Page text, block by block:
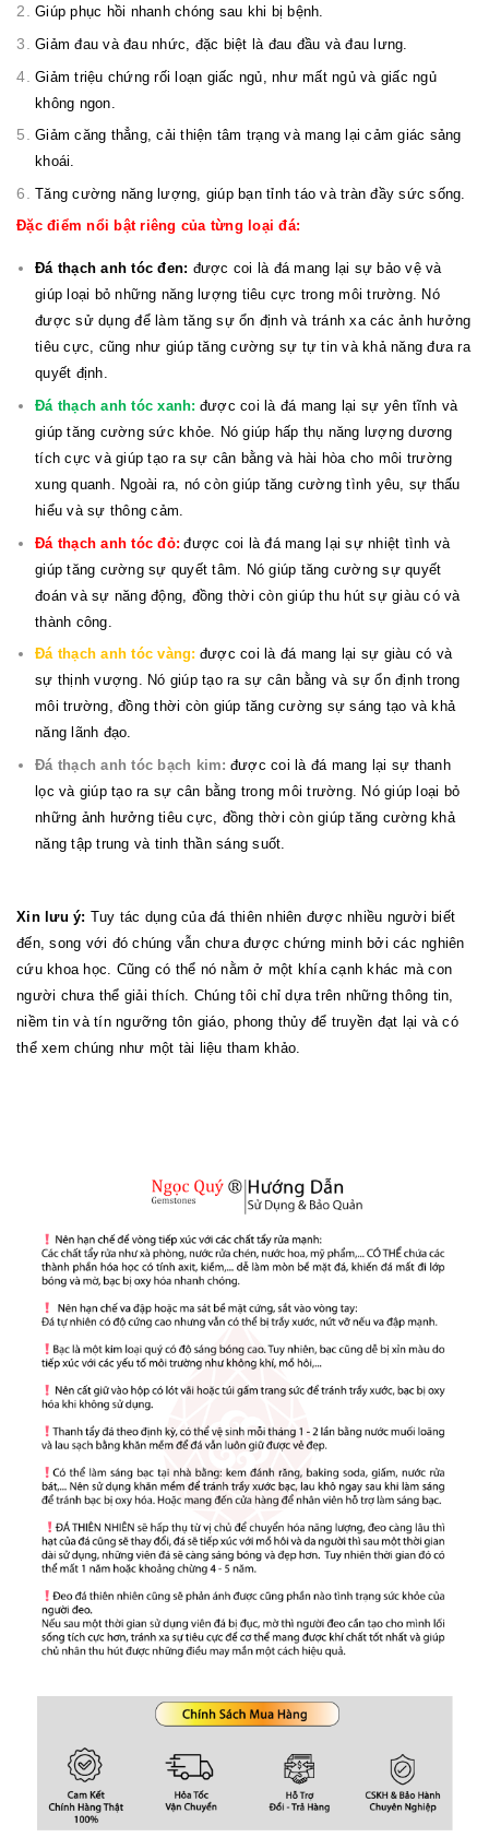
Giúp phục hồi nhanh chóng sau khi bị bệnh.
Giảm đau và đau nhức, đặc biệt là đau đầu và đau lưng.
Giảm triệu chứng rối loạn giấc ngủ, như mất ngủ và giấc ngủ
không ngon.
Giảm căng thẳng, cải thiện tâm trạng và mang lại cảm giác sảng
khoái.
Tăng cường năng lượng, giúp bạn tỉnh táo và tràn đầy sức sống.
Đặc điểm nổi bật riêng của từng loại đá:
Đá thạch anh tóc đen: được coi là đá mang lại sự bảo vệ và
giúp loại bỏ những năng lượng tiêu cực trong môi trường. Nó
được sử dụng để làm tăng sự ổn định và tránh xa các ảnh hưởng
tiêu cực, cũng như giúp tăng cường sự tự tin và khả năng đưa ra
quyết định.
Đá thạch anh tóc xanh: được coi là đá mang lại sự yên tĩnh và
giúp tăng cường sức khỏe. Nó giúp hấp thụ năng lượng dương
tích cực và giúp tạo ra sự cân bằng và hài hòa cho môi trường
xung quanh. Ngoài ra, nó còn giúp tăng cường tình yêu, sự thấu
hiểu và sự thông cảm.
Đá thạch anh tóc đỏ: được coi là đá mang lại sự nhiệt tình và
giúp tăng cường sự quyết tâm. Nó giúp tăng cường sự quyết
đoán và sự năng động, đồng thời còn giúp thu hút sự giàu có và
thành công.
Đá thạch anh tóc vàng: được coi là đá mang lại sự giàu có và
sự thịnh vượng. Nó giúp tạo ra sự cân bằng và sự ổn định trong
môi trường, đồng thời còn giúp tăng cường sự sáng tạo và khả
năng lãnh đạo.
Đá thạch anh tóc bạch kim: được coi là đá mang lại sự thanh
lọc và giúp tạo ra sự cân bằng trong môi trường. Nó giúp loại bỏ
những ảnh hưởng tiêu cực, đồng thời còn giúp tăng cường khả
năng tập trung và tinh thần sáng suốt.
Xin lưu ý: Tuy tác dụng của đá thiên nhiên được nhiều người biết
đến, song với đó chúng vẫn chưa được chứng minh bởi các nghiên
cứu khoa học. Cũng có thể nó nằm ở một khía cạnh khác mà con
người chưa thể giải thích. Chúng tôi chỉ dựa trên những thông tin,
niềm tin và tín ngưỡng tôn giáo, phong thủy để truyền đạt lại và có
thể xem chúng như một tài liệu tham khảo.